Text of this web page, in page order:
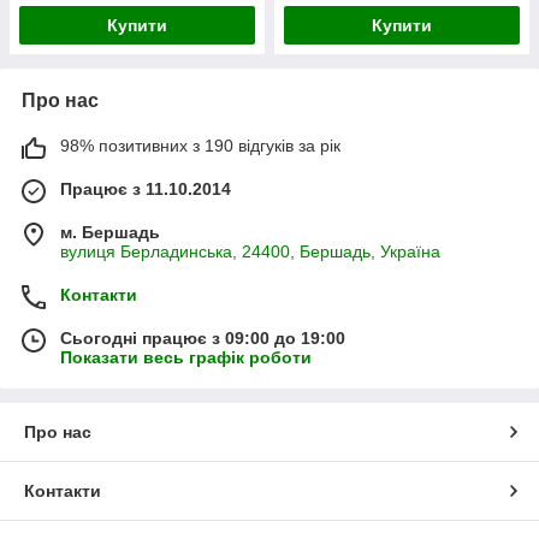
Купити Купити
Про нас
98% позитивних з 190 відгуків за рік
Працює з 11.10.2014
м. Бершадь
вулиця Берладинська, 24400, Бершадь, Україна
Контакти
Сьогодні працює з 09:00 до 19:00
Показати весь графік роботи
Про нас
Контакти